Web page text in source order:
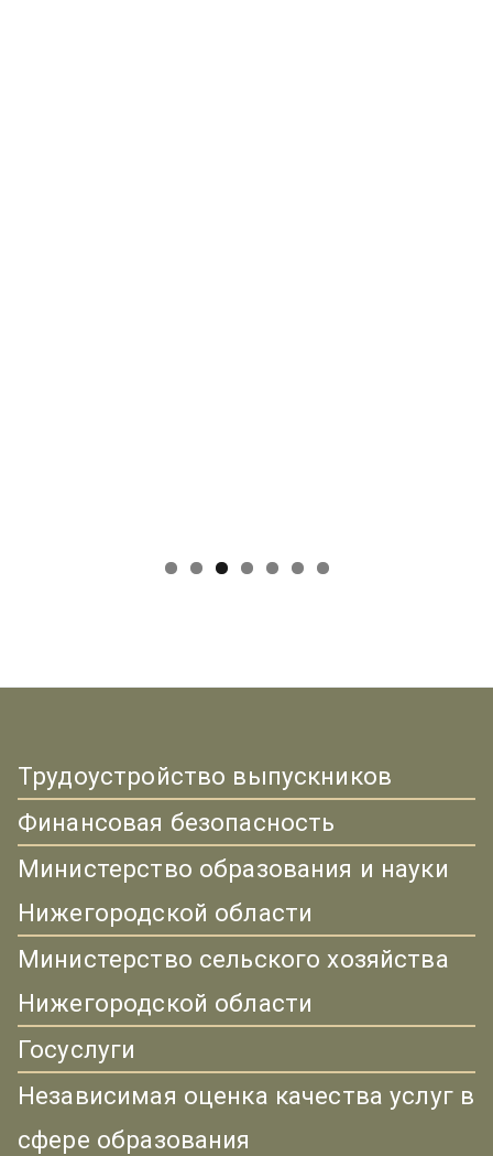
Трудоустройство выпускников
Финансовая безопасность
Министерство образования и науки
Нижегородской области
Министерство сельского хозяйства
Нижегородской области
Госуслуги
Независимая оценка качества услуг в
сфере образования